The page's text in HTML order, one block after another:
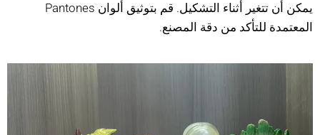
يمكن أن تتغير أثناء التشكيل. قم بتوثيق ألوان Pantones
المعتمدة للتأكد من دقة المصنع.